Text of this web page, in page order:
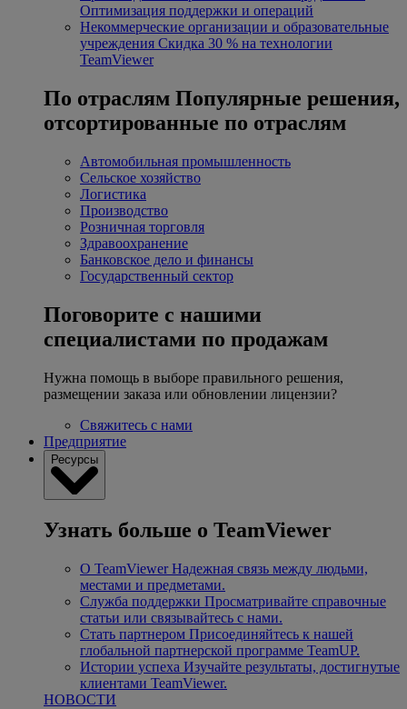
Оптимизация поддержки и операций
Некоммерческие организации и образовательные
учреждения Скидка 30 % на технологии
TeamViewer
По отраслям Популярные решения,
отсортированные по отраслям
Автомобильная промышленность
Сельское хозяйство
Логистика
Производство
Розничная торговля
Здравоохранение
Банковское дело и финансы
Государственный сектор
Поговорите с нашими
специалистами по продажам
Нужна помощь в выборе правильного решения,
размещении заказа или обновлении лицензии?
Свяжитесь с нами
Предприятие
Ресурсы
Узнать больше о TeamViewer
О TeamViewer Надежная связь между людьми,
местами и предметами.
Служба поддержки Просматривайте справочные
статьи или связывайтесь с нами.
Стать партнером Присоединяйтесь к нашей
глобальной партнерской программе TeamUP.
Истории успеха Изучайте результаты, достигнутые
клиентами TeamViewer.
НОВОСТИ